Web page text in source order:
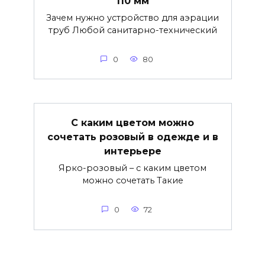
Зачем нужно устройство для аэрации
труб Любой санитарно-технический
0 80
С каким цветом можно
сочетать розовый в одежде и в
интерьере
Ярко-розовый – с каким цветом
можно сочетать Такие
0 72